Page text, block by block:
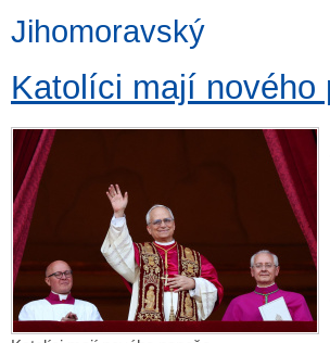
Jihomoravský
Katolíci mají nového